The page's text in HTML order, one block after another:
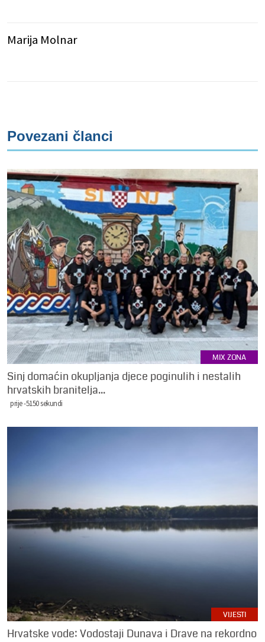
Marija Molnar
Povezani članci
MIX ZONA
Sinj domaćin okupljanja djece poginulih i nestalih
hrvatskih branitelja...
prije -5150 sekundi
VIJESTI
Hrvatske vode: Vodostaji Dunava i Drave na rekordno